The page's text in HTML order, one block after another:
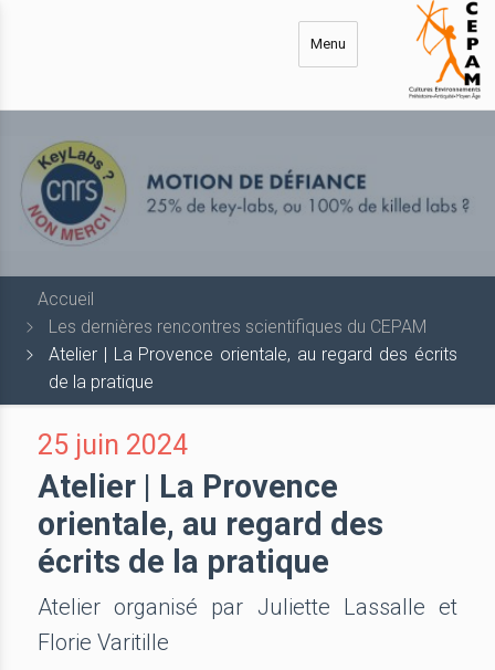
Menu
Accueil
Les dernières rencontres scientifiques du CEPAM
Atelier | La Provence orientale, au regard des écrits
de la pratique
25 juin 2024
Atelier | La Provence
orientale, au regard des
écrits de la pratique
Atelier organisé par Juliette Lassalle et
Florie Varitille